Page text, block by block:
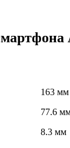
163 мм
77.6
8.3 мм